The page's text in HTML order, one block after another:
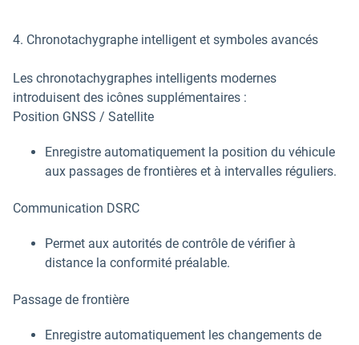
4. Chronotachygraphe intelligent et symboles avancés
Les chronotachygraphes intelligents modernes
introduisent des icônes supplémentaires :
Position GNSS / Satellite
Enregistre automatiquement la position du véhicule
aux passages de frontières et à intervalles réguliers.
Communication DSRC
Permet aux autorités de contrôle de vérifier à
distance la conformité préalable.
Passage de frontière
Enregistre automatiquement les changements de